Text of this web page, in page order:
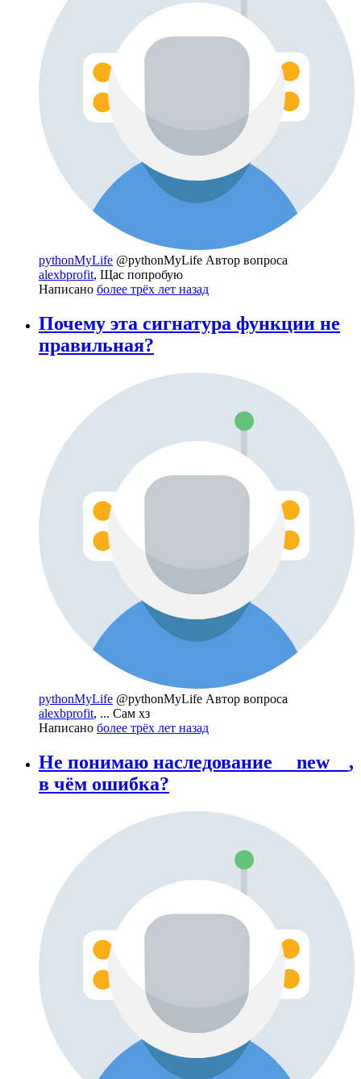
pythonMyLife @pythonMyLife Автор вопроса
alexbprofit, Щас попробую
Написано более трёх лет назад
Почему эта сигнатура функции не
правильная?
pythonMyLife @pythonMyLife Автор вопроса
alexbprofit, ... Сам хз
Написано более трёх лет назад
Не понимаю наследование __new__,
в чём ошибка?